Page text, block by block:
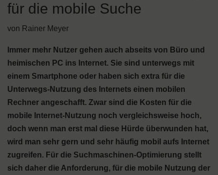
für die mobile Suche
von Rainer Meyer
Immer mehr Nutzer gehen auch abseits von Büro und
heimischen PC ins Internet. Sie sind unterwegs mit
einem Smartphone oder haben sich extra für die
Unterwegs-Nutzung des Internets einen mobilen
Rechner angeschafft. Zwar sind die Kosten für die
mobile Internet-Nutzung noch vergleichsweise hoch,
doch wenn man erst mal diese Hürde überwunden hat,
wird man sehr gern und sehr häufig mobil aufs Internet
zugreifen. Für die Suchmaschinen-Optimierung stellt
sich daher die Anforderung, für die mobile Nutzung der